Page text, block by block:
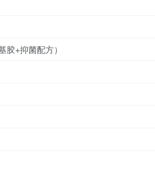
胶+抑菌配方）